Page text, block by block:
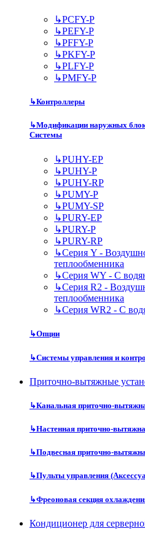
↳PCFY-P
↳PEFY-P
↳PFFY-P
↳PKFY-P
↳PLFY-P
↳PMFY-P
↳Контроллеры
↳Модификации наружных
Системы
↳PUHY-EP
↳PUHY-P
↳PUHY-RP
↳PUMY-P
↳PUMY-SP
↳PURY-EP
↳PURY-P
↳PURY-RP
↳Серия Y -
теплообменника
↳Серия WY - С
↳Серия R2 -
теплообменника
↳Серия WR2 - С
↳Опции
↳Системы управления и
Приточно-вытяжные
↳Канальная приточно-
↳Настенная приточно-
↳Подвесная приточно-
↳Пульты управления
↳Фреоновая секция
Кондиционер для